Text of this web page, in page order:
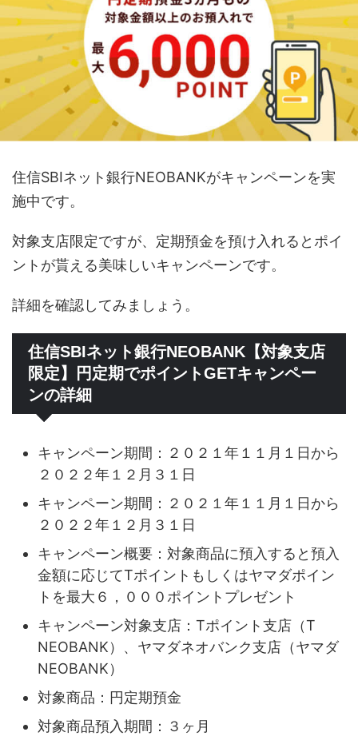
住信SBIネット銀行NEOBANKがキャンペーンを実
施中です。
対象支店限定ですが、定期預金を預け入れるとポイ
ントが貰える美味しいキャンペーンです。
詳細を確認してみましょう。
住信SBIネット銀行NEOBANK【対象支店
限定】円定期でポイントGETキャンペー
ンの詳細
キャンペーン期間：２０２１年１１月１日から
２０２２年１２月３１日
キャンペーン期間：２０２１年１１月１日から
２０２２年１２月３１日
キャンペーン概要：対象商品に預入すると預入
金額に応じてTポイントもしくはヤマダポイン
トを最大６，０００ポイントプレゼント
キャンペーン対象支店：Tポイント支店（T
NEOBANK）、ヤマダネオバンク支店（ヤマダ
NEOBANK）
対象商品：円定期預金
対象商品預入期間：３ヶ月